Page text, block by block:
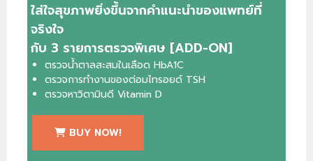
ใส่ใจสุขภาพยิ่งขึ้นจากคำแนะนำของแพทย์ที่
จริงใจ
กับ 3 รายการตรวจพิเศษ [ADD-ON]
ตรวจน้ำตาลสะสมในเลือด HbA1C
ตรวจการทำงานของต่อมไทรอยด์ TSH
ตรวจหาวิตามินดี Vitamin D
BUY NOW!